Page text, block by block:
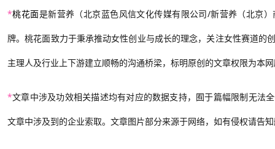
*桃花面是新营养（北京蓝色风信文化传媒有限公司/新营养（北京
牌。桃花面致力于秉承推动女性创业与成长的理念，关注女性赛道的
主理人及行业上下游建立顺畅的沟通桥梁，标明原创的文章权限为本
*文章中涉及功效相关描述均有对应的数据支持，囿于篇幅限制无法
文章中涉及到的企业索取。文章图片部分来源于网络，如有侵权请告